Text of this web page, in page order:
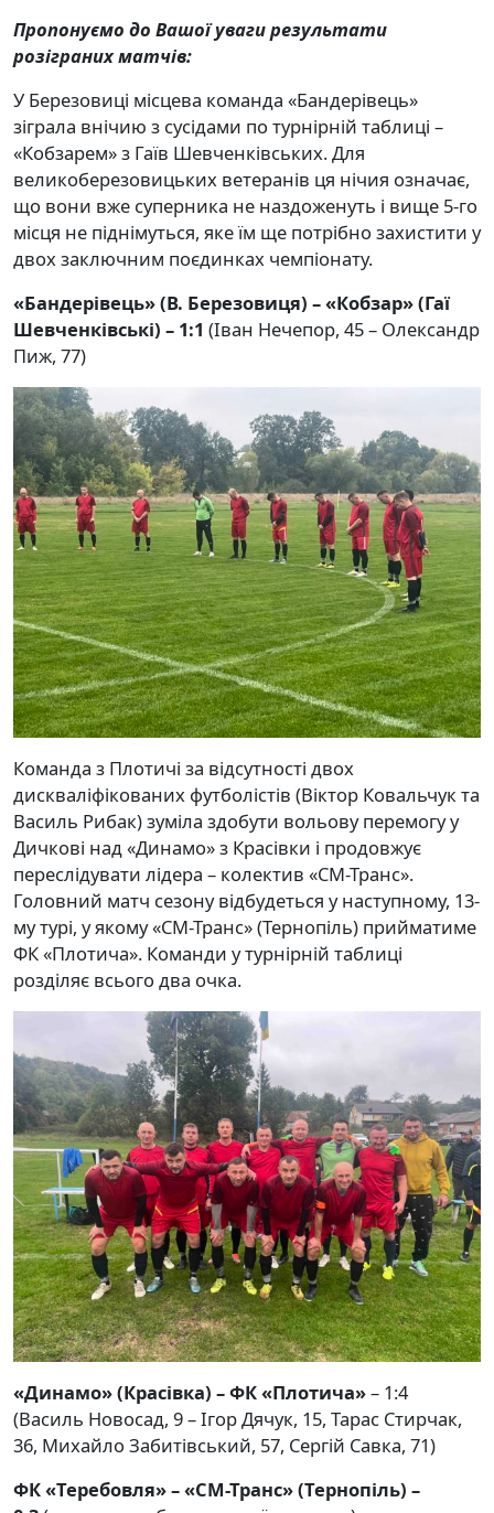
Пропонуємо до Вашої уваги результати
розіграних матчів:
У Березовиці місцева команда «Бандерівець»
зіграла внічию з сусідами по турнірній таблиці –
«Кобзарем» з Гаїв Шевченківських. Для
великоберезовицьких ветеранів ця нічия означає,
що вони вже суперника не наздоженуть і вище 5-го
місця не піднімуться, яке їм ще потрібно захистити у
двох заключним поєдинках чемпіонату.
«Бандерівець» (В. Березовиця) – «Кобзар» (Гаї
Шевченківські) – 1:1 (Іван Нечепор, 45 – Олександр
Пиж, 77)
Команда з Плотичі за відсутності двох
дискваліфікованих футболістів (Віктор Ковальчук та
Василь Рибак) зуміла здобути вольову перемогу у
Дичкові над «Динамо» з Красівки і продовжує
переслідувати лідера – колектив «СМ-Транс».
Головний матч сезону відбудеться у наступному, 13-
му турі, у якому «СМ-Транс» (Тернопіль) прийматиме
ФК «Плотича». Команди у турнірній таблиці
розділяє всього два очка.
«Динамо» (Красівка) – ФК «Плотича»– 1:4
(Василь Новосад, 9 – Ігор Дячук, 15, Тарас Стирчак,
36, Михайло Забитівський, 57, Сергій Савка, 71)
ФК «Теребовля» – «СМ-Транс» (Тернопіль) –